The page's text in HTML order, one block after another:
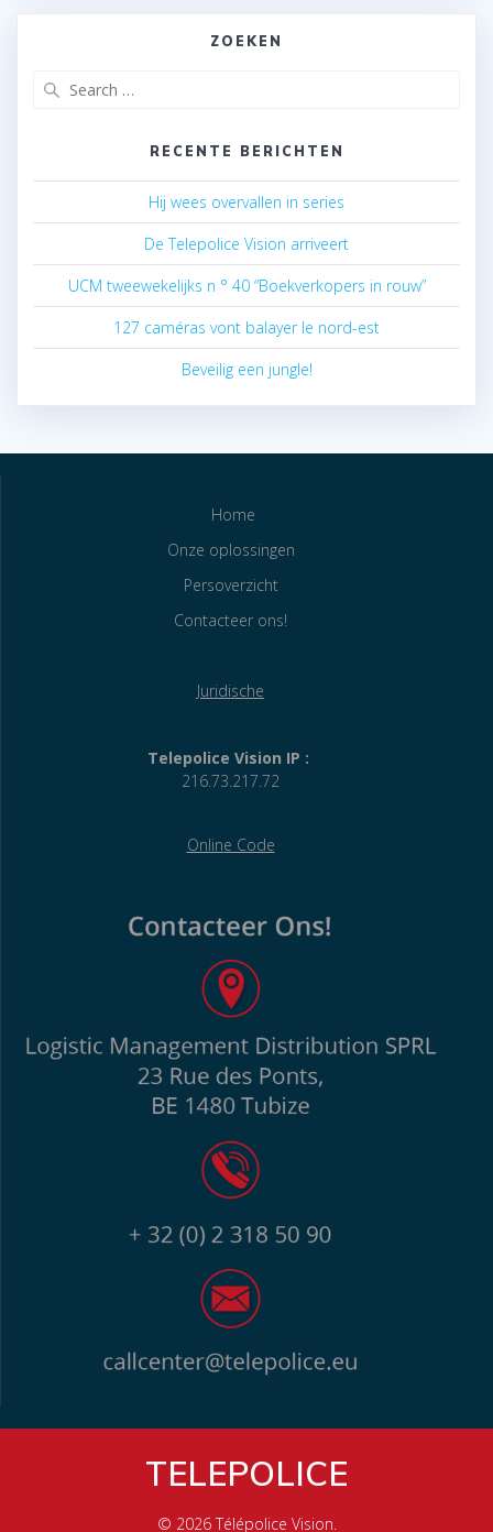
ZOEKEN
RECENTE BERICHTEN
Hij wees overvallen in series
De Telepolice Vision arriveert
UCM tweewekelijks n ° 40 “Boekverkopers in rouw”
127 caméras vont balayer le nord-est
Beveilig een jungle!
Home
Onze oplossingen
Persoverzicht
Contacteer ons!
Juridische
Telepolice Vision IP :
216.73.217.72
Online Code
TELEPOLICE
© 2026 Télépolice Vision.